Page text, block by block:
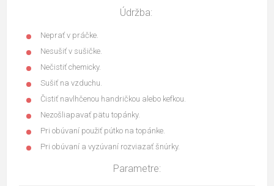
Údržba:
Neprať v práčke.
Nesušiť v sušičke.
Nečistiť chemicky.
Sušiť na vzduchu.
Čistiť navlhčenou handričkou alebo kefkou.
Nezošliapavať pätu topánky.
Pri obúvaní použiť pútko na topánke.
Pri obúvaní a vyzúvaní rozviazať šnúrky.
Parametre: